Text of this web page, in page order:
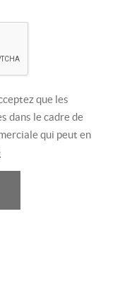
que les
dans le cadre de
qui peut en